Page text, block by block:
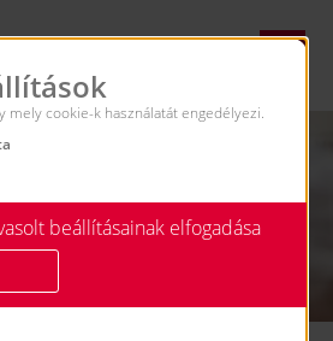
mely cookie-k használatát engedélyezi.
beállításainak elfogadása